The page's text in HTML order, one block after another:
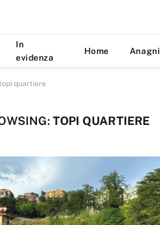
In
evidenza
Home Anagni
quartiere
TOPI QUARTIERE